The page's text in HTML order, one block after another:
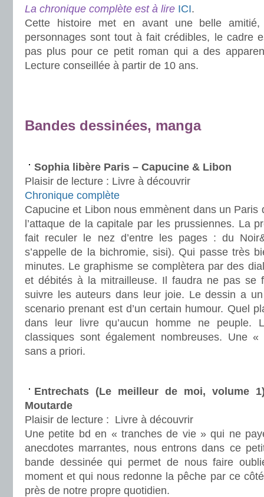
La chronique complète est à lire ICI.
Cette histoire met en avant une belle amitié,
personnages sont tout à fait crédibles, le cadre
pas plus pour ce petit roman qui a des
Lecture conseillée à partir de 10 ans.
Bandes dessinées, manga
Sophia libère Paris – Capucine & Libon
Plaisir de lecture : Livre à découvrir
Chronique complète
Capucine et Libon nous emmènent dans un Paris
l’attaque de la capitale par les prussiennes. La
fait reculer le nez d’entre les pages : du
s’appelle de la bichromie, sisi). Qui passe très
minutes. Le graphisme se complètera par des
et débités à la mitrailleuse. Il faudra ne pas se
suivre les auteurs dans leur joie. Le dessin a
scenario prenant est d’un certain humour. Quel
dans leur livre qu’aucun homme ne peuple.
classiques sont également nombreuses. Une
sans a priori.
Entrechats (Le meilleur de moi, volume
Moutarde
Plaisir de lecture : Livre à découvrir
Une petite bd en « tranches de vie » qui ne
anecdotes marrantes, nous entrons dans ce
bande dessinée qui permet de nous faire
moment et qui nous redonne la pêche par ce
près de notre propre quotidien.